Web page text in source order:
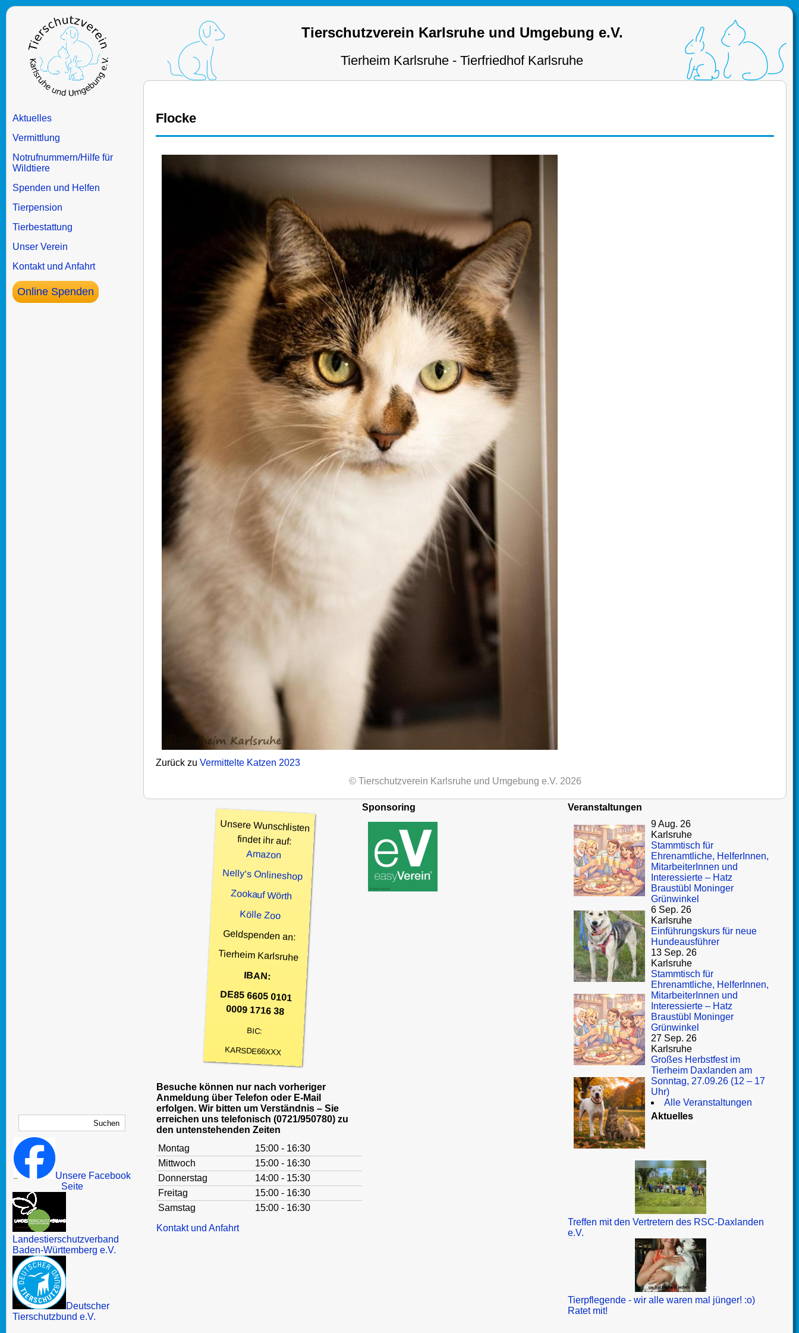
Tierschutzverein Karlsruhe und Umgebung e.V.
Tierheim Karlsruhe - Tierfriedhof Karlsruhe
Aktuelles
Vermittlung
Notrufnummern/Hilfe für
Wildtiere
Spenden und Helfen
Tierpension
Tierbestattung
Unser Verein
Kontakt und Anfahrt
Online Spenden
Unsere Facebook
Seite
Landestierschutzverband
Baden-Württemberg e.V.
Deutscher
Tierschutzbund e.V.
Flocke
Zurück zu Vermittelte Katzen 2023
© Tierschutzverein Karlsruhe und Umgebung e.V. 2026
Unsere Wunschlisten
findet ihr auf:
Amazon
Nelly’s Onlineshop
Zookauf Wörth
Kölle Zoo
Geldspenden an:
Tierheim Karlsruhe
IBAN:
DE85 6605 0101
0009 1716 38
BIC:
KARSDE66XXX
Besuche können nur nach vorheriger
Anmeldung über Telefon oder E-Mail
erfolgen. Wir bitten um Verständnis – Sie
erreichen uns telefonisch (0721/950780) zu
den untenstehenden Zeiten
Montag
15:00 - 16:30
Mittwoch
15:00 - 16:30
Donnerstag
14:00 - 15:30
Freitag
15:00 - 16:30
Samstag
15:00 - 16:30
Kontakt und Anfahrt
Sponsoring
Veranstaltungen
9 Aug. 26
Karlsruhe
Stammtisch für
Ehrenamtliche, HelferInnen,
MitarbeiterInnen und
Interessierte – Hatz
Braustübl Moninger
Grünwinkel
6 Sep. 26
Karlsruhe
Einführungskurs für neue
Hundeausführer
13 Sep. 26
Karlsruhe
Stammtisch für
Ehrenamtliche, HelferInnen,
MitarbeiterInnen und
Interessierte – Hatz
Braustübl Moninger
Grünwinkel
27 Sep. 26
Karlsruhe
Großes Herbstfest im
Tierheim Daxlanden am
Sonntag, 27.09.26 (12 – 17
Uhr)
Alle Veranstaltungen
Aktuelles
Treffen mit den Vertretern des RSC-Daxlanden
e.V.
Tierpflegende - wir alle waren mal jünger! :o)
Ratet mit!